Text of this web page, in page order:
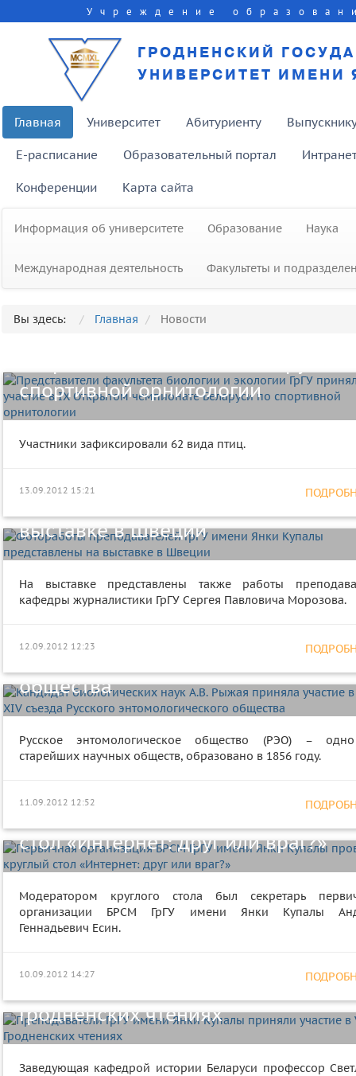
Учреждение
ГРОДНЕНСКИЙ
УНИВЕРСИТЕТ ИМЕНИ
Главная Университет Абитуриенту
E-расписание Образовательный портал
Конференции Карта сайта
Информация об университете Образование Наука
Международная деятельность Факультеты и
Вы здесь: Главная Новости
Представители факультета
спортивной орнитологии
Участники зафиксировали 62 вида птиц.
13.09.2012 15:21
имени Янки Купалы
выставке в Швеции
На выставке представлены также работы
кафедры журналистики ГрГУ Сергея Павловича Морозова.
12.09.2012 12:23
Кандидат биологических наук А.В.
съезда Русского
общества
Русское энтомологическое общество (РЭО) –
старейших научных обществ, образовано в 1856 году.
11.09.2012 12:52
имени Янки Купалы провела
стол «Интернет: друг или враг?»
Модератором круглого стола был секретарь
организации БРСМ ГрГУ имени Янки Купалы
Геннадьевич Есин.
10.09.2012 14:27
Купалы приняли участие в VII
Гродненских чтениях
Заведующая кафедрой истории Беларуси профессор